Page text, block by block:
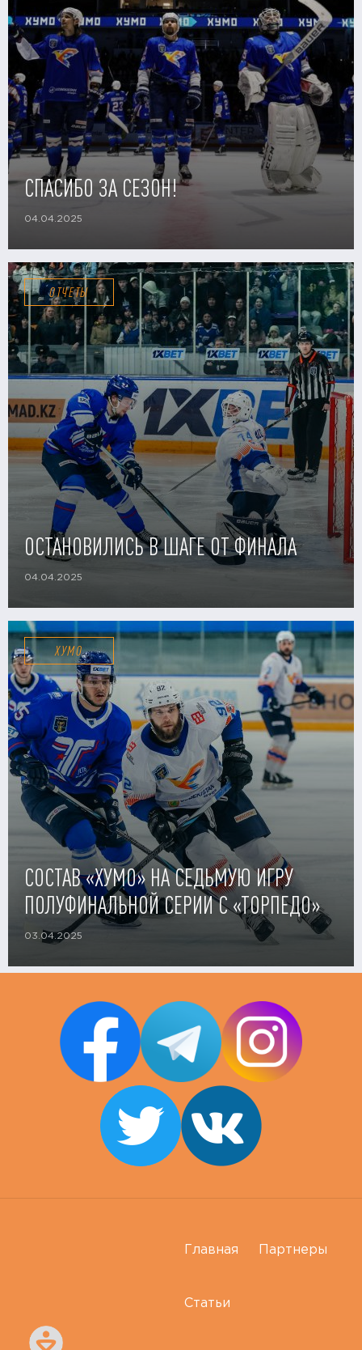
СПАСИБО ЗА СЕЗОН!
04.04.2025
ОТЧЕТЫ
ОСТАНОВИЛИСЬ В ШАГЕ ОТ ФИНАЛА
04.04.2025
ХУМО
СОСТАВ «ХУМО» НА СЕДЬМУЮ ИГРУ
ПОЛУФИНАЛЬНОЙ СЕРИИ С «ТОРПЕДО»
03.04.2025
Главная Партнеры
Статьи